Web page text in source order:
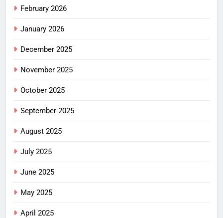
February 2026
January 2026
December 2025
November 2025
October 2025
September 2025
August 2025
July 2025
June 2025
May 2025
April 2025